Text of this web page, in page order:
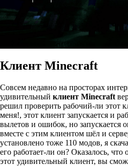
Клиент Minecraft
Совсем недавно на просторах
удивительный клиент Minecraft
решил проверить рабочий-ли этот
меня!, этот клиент запускается и
вылетов и ошибок, но запускается
вместе с этим клиентом шёл и
установлено тоже 110 модов, я
его работает-ли он? Оказалось, что
этот удивительный клиент, вы